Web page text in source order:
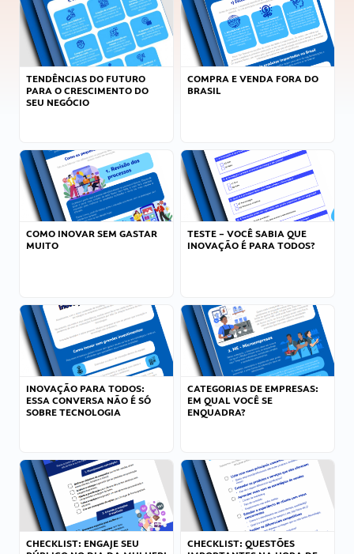
TENDÊNCIAS DO FUTURO
PARA O CRESCIMENTO DO
SEU NEGÓCIO
COMPRA E VENDA FORA DO
BRASIL
COMO INOVAR SEM GASTAR
MUITO
TESTE – VOCÊ SABIA QUE
INOVAÇÃO É PARA TODOS?
INOVAÇÃO PARA TODOS:
ESSA CONVERSA NÃO É SÓ
SOBRE TECNOLOGIA
CATEGORIAS DE EMPRESAS:
EM QUAL VOCÊ SE
ENQUADRA?
CHECKLIST: ENGAJE SEU
CHECKLIST: QUESTÕES